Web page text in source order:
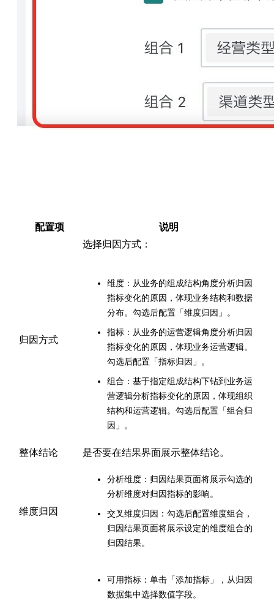
配置项 说明
归因方式
选择归因方式：
维度：从业务的组成结构角度分析归因
指标变化的原因，体现业务结构和数据
分布。勾选后配置「维度归因」。
指标：从业务的运营逻辑角度分析归因
指标变化的原因，体现业务运营逻辑。
勾选后配置「指标归因」。
组合：基于指定组成结构下钻到业务运
营逻辑分析指标变化的原因，体现组织
结构和运营逻辑。勾选后配置「组合归
因」。
整体结论 是否要在结果界面展示整体结论。
维度归因
分析维度：归因结果页面将展示勾选的
分析维度对归因指标的影响。
交叉维度归因：勾选后配置维度组合，
归因结果页面将展示设定的维度组合的
归因结果。
可用指标：单击「添加指标」，从归因
数据集中选择数值字段。